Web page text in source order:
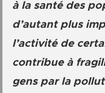
à la santé des
d’autant plus
l’activité de
contribue à
gens par la